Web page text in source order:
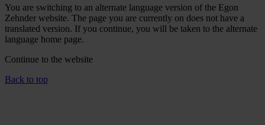
You are switching to an alternate language version of the Egon
Zehnder website. The page you are currently on does not have a
translated version. If you continue, you will be taken to the alternate
language home page.
Continue to the website
Back to top